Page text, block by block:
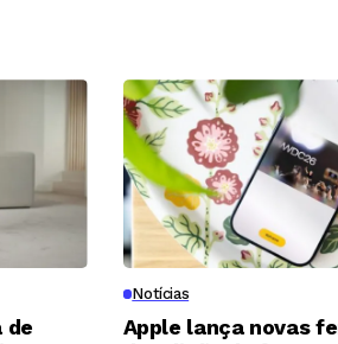
de
Notícias
Apple lança novas